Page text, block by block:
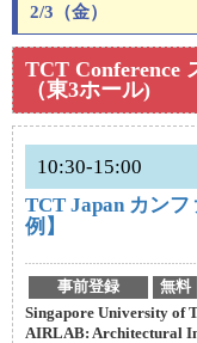
2/3（金）
TCT Conference
（東3ホール)
10:30-15:00
TCT Japan カン
例】
事前登録
無料
Singapore University of
AIRLAB: Architectural